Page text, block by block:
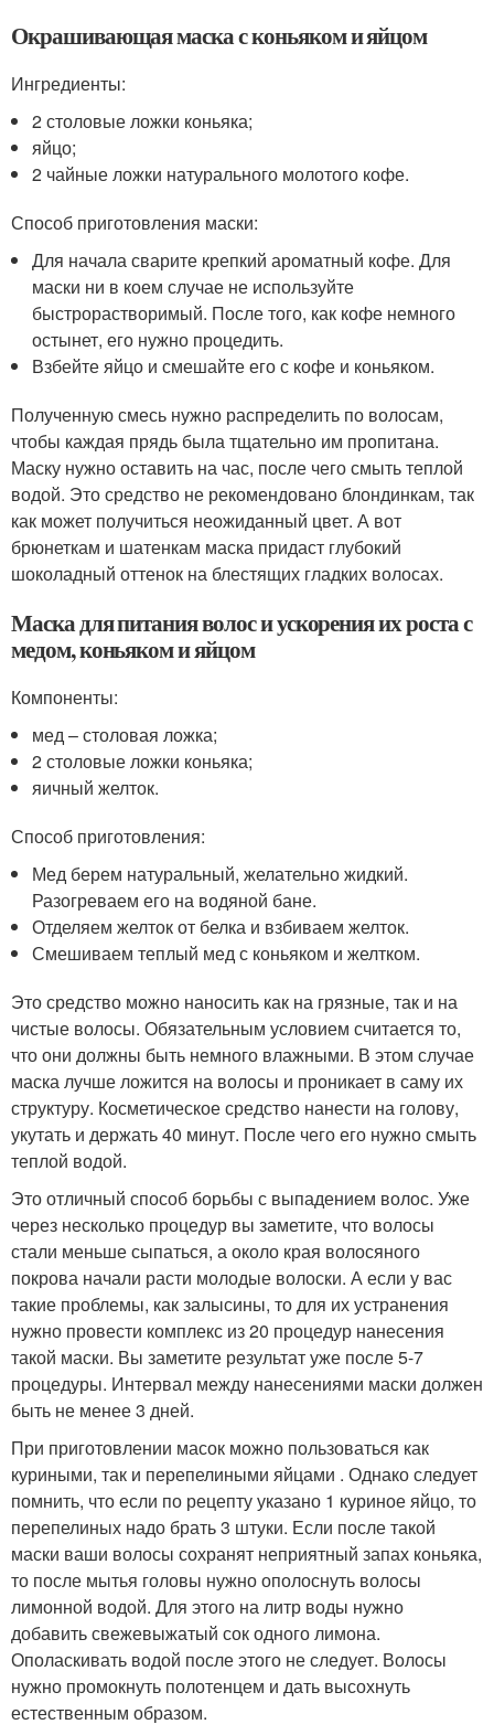
Окрашивающая маска с коньяком и яйцом
Ингредиенты:
2 столовые ложки коньяка;
яйцо;
2 чайные ложки натурального молотого кофе.
Способ приготовления маски:
Для начала сварите крепкий ароматный кофе. Для
маски ни в коем случае не используйте
быстрорастворимый. После того, как кофе немного
остынет, его нужно процедить.
Взбейте яйцо и смешайте его с кофе и коньяком.
Полученную смесь нужно распределить по волосам,
чтобы каждая прядь была тщательно им пропитана.
Маску нужно оставить на час, после чего смыть теплой
водой. Это средство не рекомендовано блондинкам, так
как может получиться неожиданный цвет. А вот
брюнеткам и шатенкам маска придаст глубокий
шоколадный оттенок на блестящих гладких волосах.
Маска для питания волос и ускорения их роста с
медом, коньяком и яйцом
Компоненты:
мед – столовая ложка;
2 столовые ложки коньяка;
яичный желток.
Способ приготовления:
Мед берем натуральный, желательно жидкий.
Разогреваем его на водяной бане.
Отделяем желток от белка и взбиваем желток.
Смешиваем теплый мед с коньяком и желтком.
Это средство можно наносить как на грязные, так и на
чистые волосы. Обязательным условием считается то,
что они должны быть немного влажными. В этом случае
маска лучше ложится на волосы и проникает в саму их
структуру. Косметическое средство нанести на голову,
укутать и держать 40 минут. После чего его нужно смыть
теплой водой.
Это отличный способ борьбы с выпадением волос. Уже
через несколько процедур вы заметите, что волосы
стали меньше сыпаться, а около края волосяного
покрова начали расти молодые волоски. А если у вас
такие проблемы, как залысины, то для их устранения
нужно провести комплекс из 20 процедур нанесения
такой маски. Вы заметите результат уже после 5-7
процедуры. Интервал между нанесениями маски должен
быть не менее 3 дней.
При приготовлении масок можно пользоваться как
куриными, так и перепелиными яйцами . Однако следует
помнить, что если по рецепту указано 1 куриное яйцо, то
перепелиных надо брать 3 штуки. Если после такой
маски ваши волосы сохранят неприятный запах коньяка,
то после мытья головы нужно ополоснуть волосы
лимонной водой. Для этого на литр воды нужно
добавить свежевыжатый сок одного лимона.
Ополаскивать водой после этого не следует. Волосы
нужно промокнуть полотенцем и дать высохнуть
естественным образом.